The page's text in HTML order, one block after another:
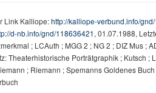
Link Kalliope:http://kalliope-verbund.info/
d-nb.info/gnd/118636421, 01.07.1988,
; LCAuth ; MGG 2 ; NG 2 ; DIZ Mus ;
Theaterhistorische Porträtgraphik ; Kutsch
; Riemann ; Spemanns Goldenes